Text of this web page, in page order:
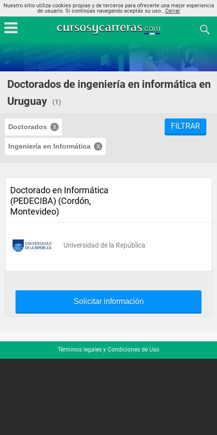
Nuestro sitio utiliza cookies propias y de terceros para ofrecerte una mejor experiencia
de usuario. Si continúas navegando aceptás su uso.. Cerrar
Doctorados de ingeniería en informática en
Uruguay
(1)
Doctorados
Ingeniería en Informática
FILTRAR
Doctorado en Informática
(PEDECIBA) (Cordón,
Montevideo)
Universidad de la República
Solicitar información
Términos legales y Condiciones de Uso